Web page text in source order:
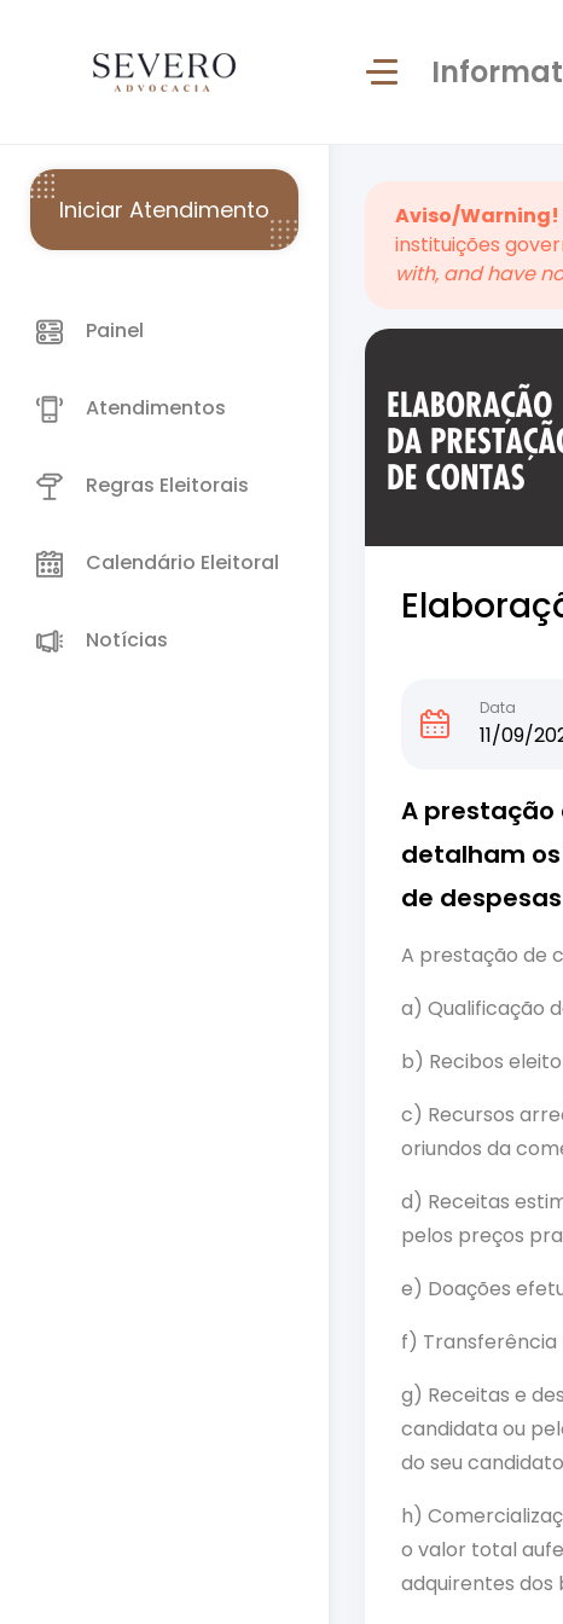
Iniciar Atendimento
Painel
Atendimentos
Regras Eleitorais
Calendário Eleitoral
Notícias
Aviso/Warning!
instituições
with, and have
Data
11/09/
A prestação
detalham
de
A prestação de
a) Qualificação
b) Recibos
c) Recursos
oriundos da
d) Receitas
pelos preços
e) Doações
f) Transferência
g) Receitas e
candidata ou
do seu
h)
o valor total
adquirentes dos